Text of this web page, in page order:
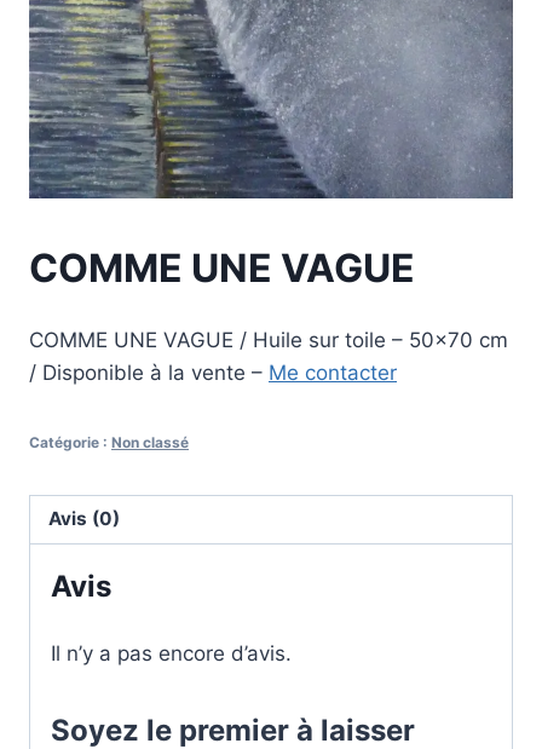
COMME UNE VAGUE
COMME UNE VAGUE / Huile sur toile – 50×70 cm
/ Disponible à la vente – Me contacter
Catégorie : Non classé
Avis (0)
Avis
Il n’y a pas encore d’avis.
Soyez le premier à laisser